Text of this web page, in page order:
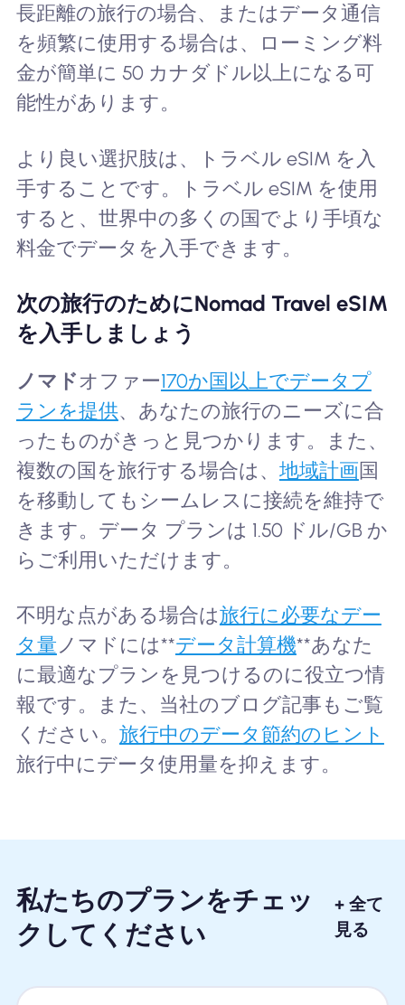
長距離の旅行の場合、またはデータ通信
を頻繁に使用する場合は、ローミング料
金が簡単に 50 カナダドル以上になる可
能性があります。
より良い選択肢は、トラベル eSIM を入
手することです。トラベル eSIM を使用
すると、世界中の多くの国でより手頃な
料金でデータを入手できます。
次の旅行のためにNomad Travel eSIM
を入手しましょう
ノマドオファー170か国以上でデータプ
ランを提供、あなたの旅行のニーズに合
ったものがきっと見つかります。また、
複数の国を旅行する場合は、 地域計画国
を移動してもシームレスに接続を維持で
きます。データ プランは 1.50 ドル/GB か
らご利用いただけます。
不明な点がある場合は旅行に必要なデー
タ量 ノマドには**データ計算機**あなた
に最適なプランを見つけるのに役立つ情
報です。また、当社のブログ記事もご覧
ください。 旅行中のデータ節約のヒント
旅行中にデータ使用量を抑えます。
私たちのプランをチェッ
クしてください
+ 全て
見る